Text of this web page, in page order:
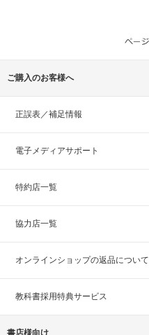
ご購入のお客様へ
正誤表／補足情報
電子メディアサポート
特約店一覧
協力店一覧
オンラインショップの返品について
教科書採用特典サービス
書店様向け